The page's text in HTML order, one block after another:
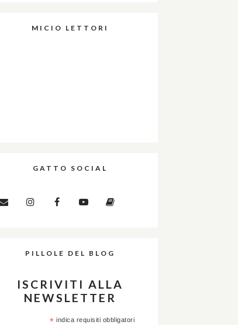
MICIO LETTORI
GATTO SOCIAL
PILLOLE DEL BLOG
ISCRIVITI ALLA
NEWSLETTER
* indica requisiti obbligatori